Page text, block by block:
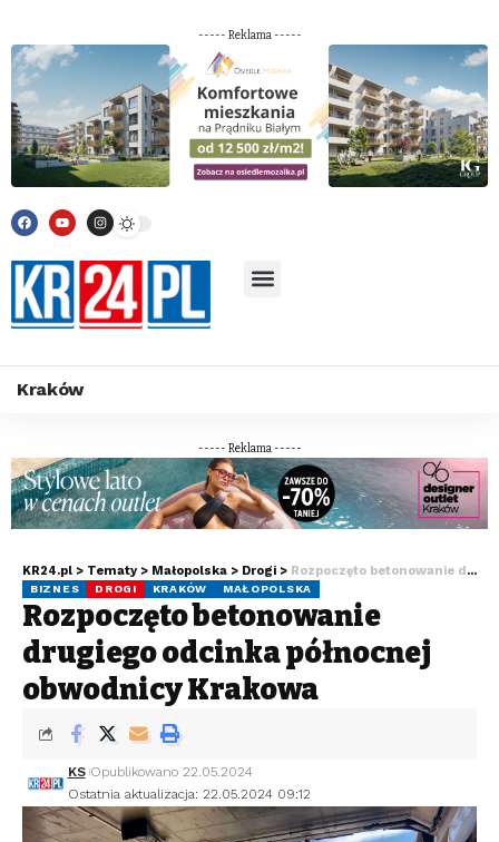
----- Reklama -----
Kraków
----- Reklama -----
KR24.pl > Tematy > Małopolska > Drogi > Rozpoczęto betonowanie drugiego odcinka północnej obwodnicy Krakowa
BIZNES DROGI KRAKÓW MAŁOPOLSKA
Rozpoczęto betonowanie
drugiego odcinka północnej
obwodnicy Krakowa
Ostatnia aktualizacja: 22.05.2024 09:12
KS Opublikowano 22.05.2024